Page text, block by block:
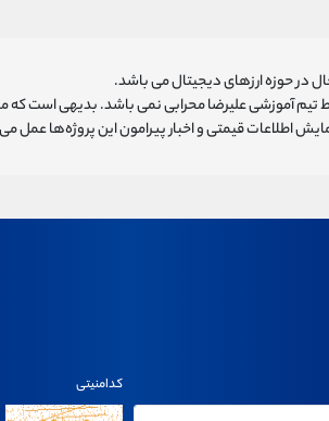
در حوزه ارزهای دیجیتال می باشد.
تیم آموزشی علیرضا محرابی نمی باشد. بدیهی است
اطلاعات قیمتی و اخبار پیرامون این پروژه‌‌ها عمل
کدامنیتی